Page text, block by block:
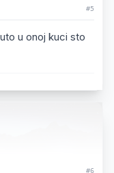
#5
u onoj kuci sto
#6